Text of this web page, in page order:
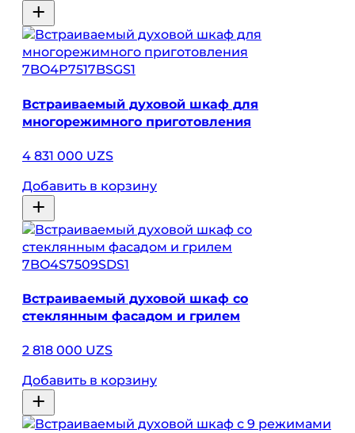
7BO4P7517BSGS1
Встраиваемый духовой шкаф для
многорежимного приготовления
4 831 000 UZS
Добавить в корзину
7BO4S7509SDS1
Встраиваемый духовой шкаф со
стеклянным фасадом и грилем
2 818 000 UZS
Добавить в корзину